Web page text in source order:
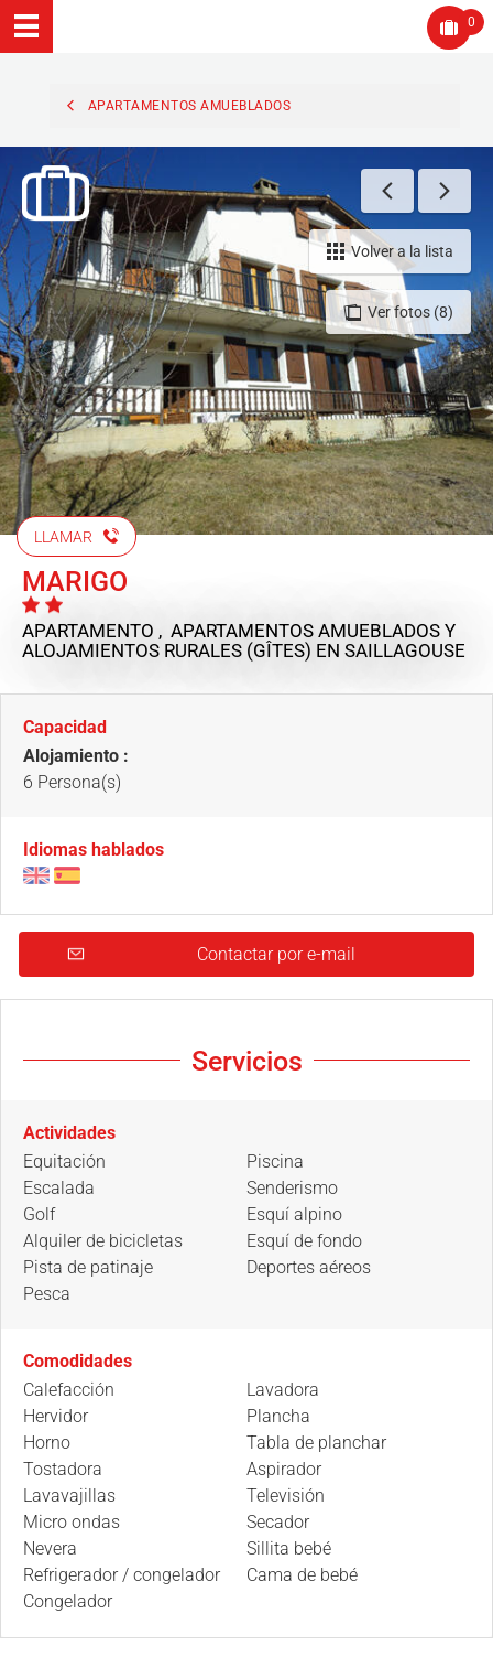
0
APARTAMENTOS AMUEBLADOS
Ver fotos (8)
Volver a la lista
LLAMAR
MARIGO
APARTAMENTO , APARTAMENTOS AMUEBLADOS Y
ALOJAMIENTOS RURALES (GÎTES) EN SAILLAGOUSE
Capacidad
Alojamiento :
6 Persona(s)
Idiomas hablados
Contactar por e-mail
Servicios
Actividades
Equitación
Escalada
Golf
Alquiler de bicicletas
Pista de patinaje
Pesca
Piscina
Senderismo
Esquí alpino
Esquí de fondo
Deportes aéreos
Comodidades
Calefacción
Hervidor
Horno
Tostadora
Lavavajillas
Micro ondas
Nevera
Refrigerador / congelador
Congelador
Lavadora
Plancha
Tabla de planchar
Aspirador
Televisión
Secador
Sillita bebé
Cama de bebé